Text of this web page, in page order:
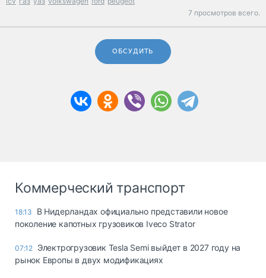
7 просмотров всего.
ОБСУДИТЬ
Коммерческий транспорт
18:13
В Нидерландах официально представили новое
поколение капотных грузовиков Iveco Strator
07:12 Электрогрузовик Tesla Semi выйдет в 2027 году на
рынок Европы в двух модификациях